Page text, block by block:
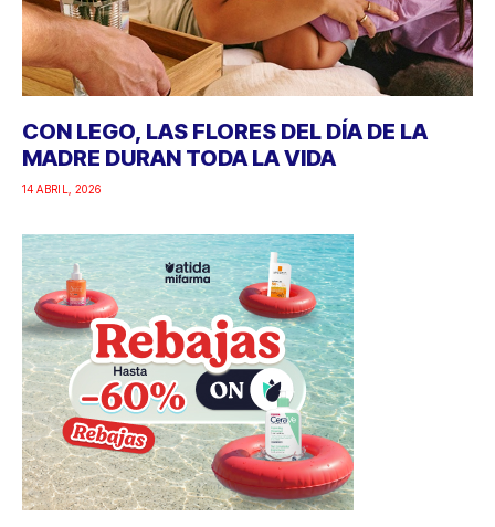
CON LEGO, LAS FLORES DEL DÍA DE LA
MADRE DURAN TODA LA VIDA
14 ABRIL, 2026